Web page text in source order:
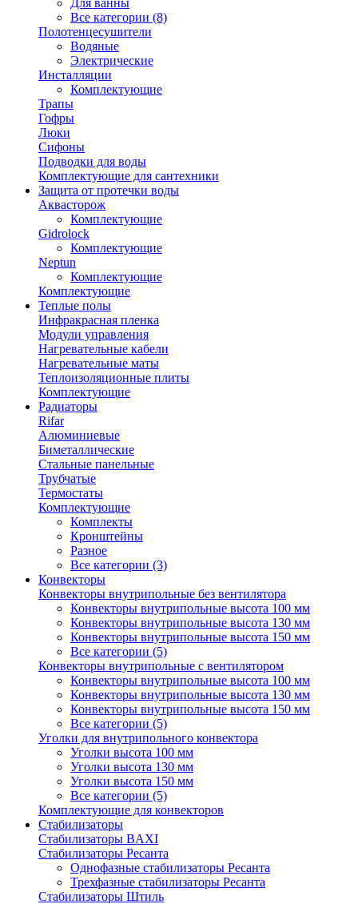
Для ванны
Все категории (8)
Полотенцесушители
Водяные
Электрические
Инсталляции
Комплектующие
Трапы
Гофры
Люки
Сифоны
Подводки для воды
Комплектующие для сантехники
Защита от протечки воды
Аквасторож
Комплектующие
Gidrolock
Комплектующие
Neptun
Комплектующие
Комплектующие
Теплые полы
Инфракрасная пленка
Модули управления
Нагревательные кабели
Нагревательные маты
Теплоизоляционные плиты
Комплектующие
Радиаторы
Rifar
Алюминиевые
Биметаллические
Стальные панельные
Трубчатые
Термостаты
Комплектующие
Комплекты
Кронштейны
Разное
Все категории (3)
Конвекторы
Конвекторы внутрипольные без вентилятора
Конвекторы внутрипольные высота 100 мм
Конвекторы внутрипольные высота 130 мм
Конвекторы внутрипольные высота 150 мм
Все категории (5)
Конвекторы внутрипольные с вентилятором
Конвекторы внутрипольные высота 100 мм
Конвекторы внутрипольные высота 130 мм
Конвекторы внутрипольные высота 150 мм
Все категории (5)
Уголки для внутрипольного конвектора
Уголки высота 100 мм
Уголки высота 130 мм
Уголки высота 150 мм
Все категории (5)
Комплектующие для конвекторов
Стабилизаторы
Стабилизаторы BAXI
Стабилизаторы Ресанта
Однофазные стабилизаторы Ресанта
Трехфазные стабилизаторы Ресанта
Стабилизаторы Штиль